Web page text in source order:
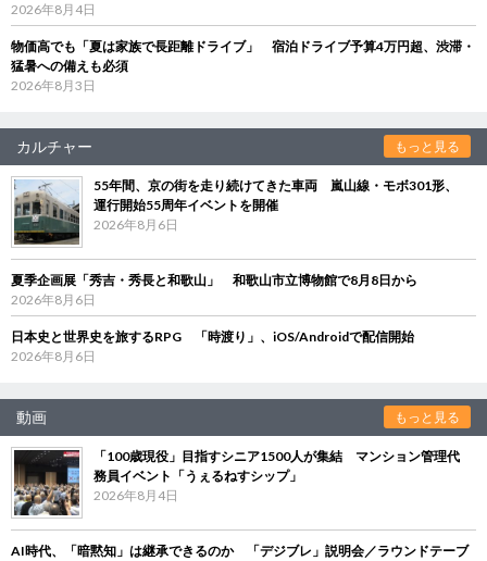
2026年8月4日
物価高でも「夏は家族で長距離ドライブ」 宿泊ドライブ予算4万円超、渋滞・
猛暑への備えも必須
2026年8月3日
カルチャー もっと見る
55年間、京の街を走り続けてきた車両 嵐山線・モボ301形、
運行開始55周年イベントを開催
2026年8月6日
夏季企画展「秀吉・秀長と和歌山」 和歌山市立博物館で8月8日から
2026年8月6日
日本史と世界史を旅するRPG 「時渡り」、iOS/Androidで配信開始
2026年8月6日
動画 もっと見る
「100歳現役」目指すシニア1500人が集結 マンション管理代
務員イベント「うぇるねすシップ」
2026年8月4日
AI時代、「暗黙知」は継承できるのか 「デジブレ」説明会／ラウンドテーブ